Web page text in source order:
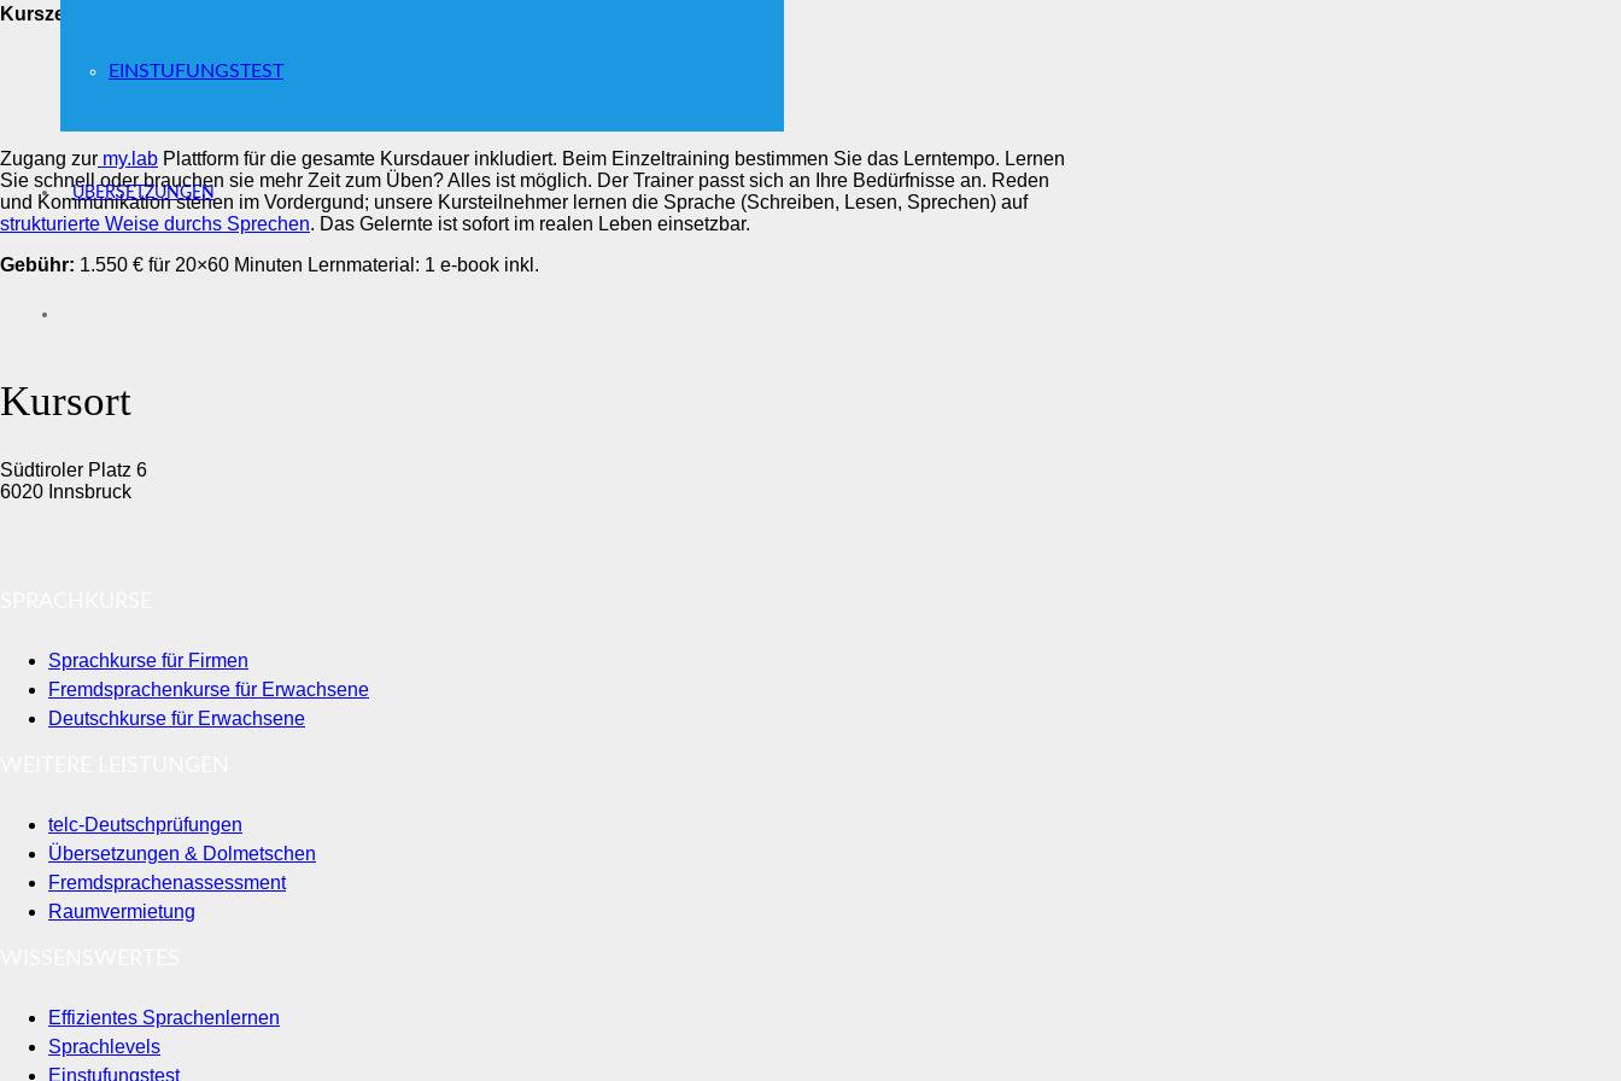
EINSTUFUNGSTEST
ÜBERSETZUNGEN
Kurszeiten und Kurstage:
Zugang zur my.lab Plattform für die gesamte Kursdauer inkludiert. Beim Einzeltraining bestimmen Sie das Lerntempo. Lernen
Sie schnell oder brauchen sie mehr Zeit zum Üben? Alles ist möglich. Der Trainer passt sich an Ihre Bedürfnisse an. Reden
und Kommunikation stehen im Vordergund; unsere Kursteilnehmer lernen die Sprache (Schreiben, Lesen, Sprechen) auf
strukturierte Weise durchs Sprechen. Das Gelernte ist sofort im realen Leben einsetzbar.
Gebühr: 1.550 € für 20×60 Minuten Lernmaterial: 1 e-book inkl.
Kursort
Südtiroler Platz 6
6020 Innsbruck
Sprachkurse für Firmen
Fremdsprachenkurse für Erwachsene
Deutschkurse für Erwachsene
telc-Deutschprüfungen
Übersetzungen & Dolmetschen
Fremdsprachenassessment
Raumvermietung
Effizientes Sprachenlernen
Sprachlevels
Einstufungstest